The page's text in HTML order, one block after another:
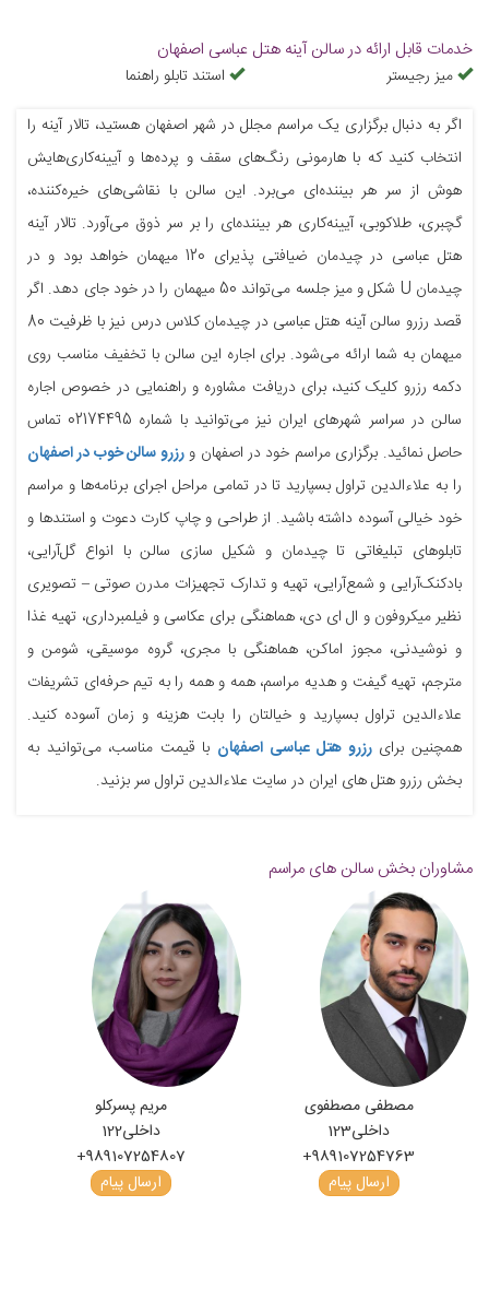
خدمات قابل ارائه در سالن آینه هتل عباسی اصفهان
میز رجیستر
استند تابلو راهنما
اگر به دنبال برگزاری یک مراسم مجلل در شهر اصفهان هستید، تالار آینه را
انتخاب کنید که با هارمونی رنگ‌های سقف و پرده‌ها و آیینه‌کاری‌هایش
هوش از سر هر بیننده‌ای می‌برد. این سالن با نقاشی‌های خیره‌کننده،
گچبری، طلاکوبی، آیینه‌کاری هر بیننده‌‍ای را بر سر ذوق می‌آورد. تالار آینه
هتل عباسی در چیدمان ضیافتی پذیرای 120 میهمان خواهد بود و در
چیدمان U شکل و میز جلسه می‌تواند 50 میهمان را در خود جای دهد. اگر
قصد رزرو سالن آینه هتل عباسی در چیدمان کلاس درس نیز با ظرفیت 80
میهمان به شما ارائه می‌شود. برای اجاره این سالن با تخفیف مناسب روی
دکمه رزرو کلیک کنید، برای دریافت مشاوره و راهنمایی در خصوص اجاره
سالن در سراسر شهرهای ایران نیز می‌توانید با شماره 02174495 تماس
حاصل نمائید. برگزاری مراسم خود در اصفهان ورزرو سالن خوب در اصفهان
را به علاءالدین تراول بسپارید تا در تمامی مراحل اجرای برنامه‌ها و مراسم
خود خیالی آسوده داشته باشید. از طراحی و چاپ کارت دعوت و استندها و
تابلوهای تبلیغاتی تا چیدمان و شکیل سازی سالن با انواع گل‌آرایی،
بادکنک‌آرایی و شمع‌آرایی، تهیه و تدارک تجهیزات مدرن صوتی – تصویری
نظیر میکروفون و ال ای دی، هماهنگی برای عکاسی و فیلمبرداری، تهیه غذا
و نوشیدنی، مجوز اماکن، هماهنگی با مجری، گروه موسیقی، شومن و
مترجم، تهیه گیفت و هدیه مراسم، همه و همه را به تیم حرفه‌ای تشریفات
علاءالدین تراول بسپارید و خیالتان را بابت هزینه و زمان آسوده کنید.
همچنین برایرزرو هتل عباسی اصفهان با قیمت مناسب، می‌توانید به
بخش رزرو هتل های ایران در سایت علاءالدین تراول سر بزنید.
مشاوران بخش سالن های مراسم
مصطفی مصطفوی
داخلی123
+989107254763
ارسال پیام
مریم پسرکلو
داخلی122
+989107254807
ارسال پیام